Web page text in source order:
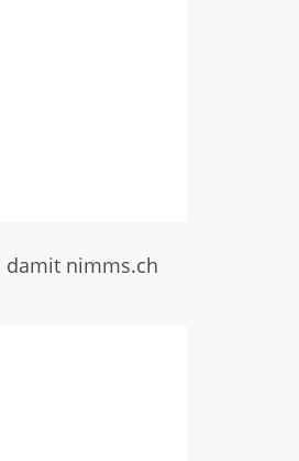
damit nimms.ch